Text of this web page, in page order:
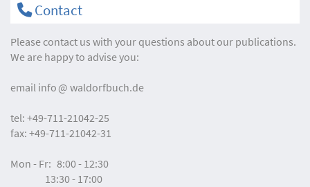
Contact
Please contact us with your questions about our publications.
We are happy to advise you:
email info waldorfbuch.de
tel: +49-711-21042-25
fax: +49-711-21042-31
Mon - Fr: 8:00 - 12:30
13:30 - 17:00